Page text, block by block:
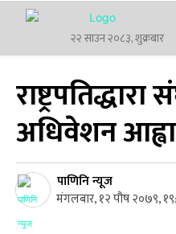
२२ साउन २०८३, शुक्रबार
अधिवेशन
पाणिनि न्यूज
मंगलबार, १२ पौष २०७९,